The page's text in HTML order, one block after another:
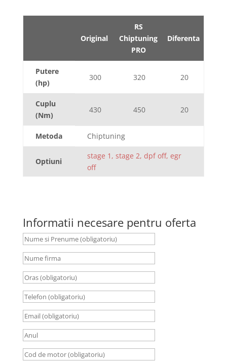
Original
RS
Chiptuning
PRO
Diferenta
Putere
(hp)
300 320 20
Cuplu
(Nm)
430 450 20
Metoda Chiptuning
Optiuni
stage 1, stage 2, dpf off, egr
off
Informatii necesare pentru oferta